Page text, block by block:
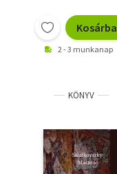
Kosárba
2 - 3 munkanap
KÖNYV